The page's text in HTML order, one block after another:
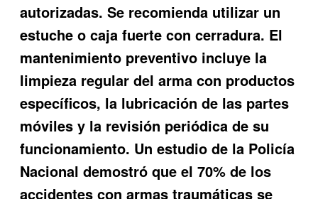
autorizadas. Se recomienda utilizar un
estuche o caja fuerte con cerradura. El
mantenimiento preventivo incluye la
limpieza regular del arma con productos
específicos, la lubricación de las partes
móviles y la revisión periódica de su
funcionamiento. Un estudio de la Policía
Nacional demostró que el 70% de los
accidentes con armas traumáticas se